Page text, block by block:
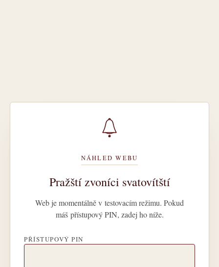
NÁHLED WEBU
Pražští zvoníci svatovítští
Web je momentálně v testovacím režimu. Pokud
máš přístupový PIN, zadej ho níže.
PŘÍSTUPOVÝ PIN